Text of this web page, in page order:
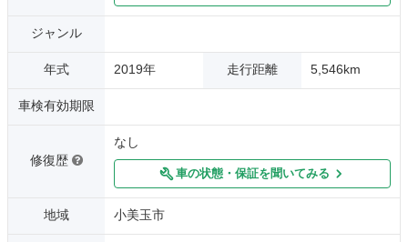
ジャンル
年式 2019年 走行距離 5,546km
車検有効期限
修復歴
なし
車の状態・保証を聞いてみる
地域 小美玉市